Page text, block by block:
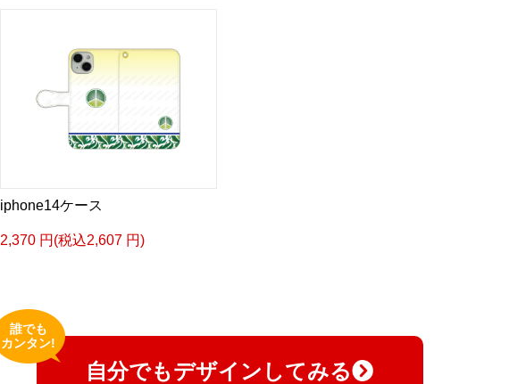
iphone14ケース
2,370 円(税込2,607 円)
自分でもデザインしてみる
誰でも
カンタン!